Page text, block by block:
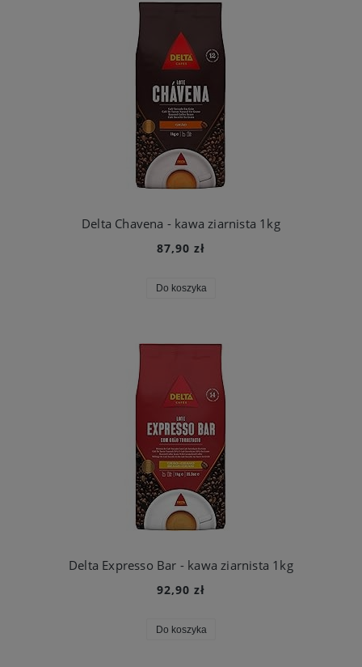
Delta Chavena - kawa ziarnista 1kg
87,90 zł
Do koszyka
Delta Expresso Bar - kawa ziarnista 1kg
92,90 zł
Do koszyka